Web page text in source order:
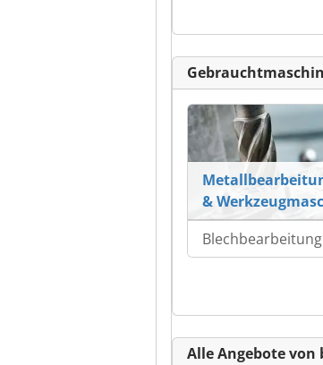
&
Blechbearbeitung
Alle Angebote von